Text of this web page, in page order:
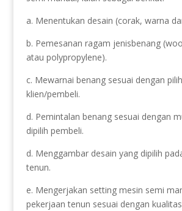
a. Menentukan desain (corak, warna
b. Pemesanan ragam jenisbenang
atau polypropylene).
c. Mewarnai benang sesuai dengan
klien/pembeli.
d. Pemintalan benang sesuai dengan
dipilih pembeli.
d. Menggambar desain yang dipilih
tenun.
e. Mengerjakan setting mesin semi
pekerjaan tenun sesuai dengan